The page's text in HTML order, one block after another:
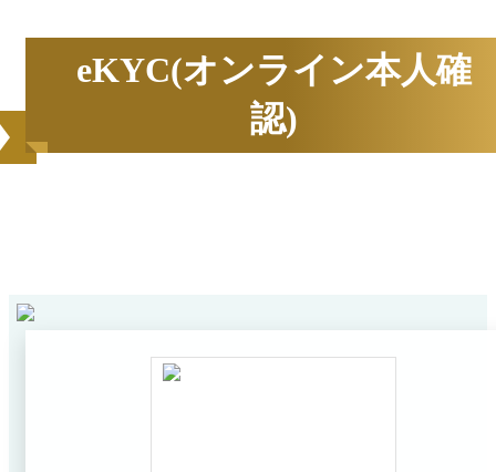
eKYC(オンライン本人確
認)